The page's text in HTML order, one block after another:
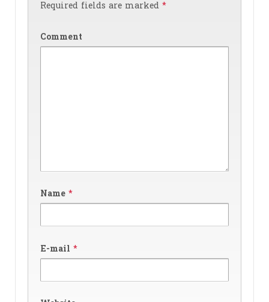
Required fields are marked *
Comment
Name *
E-mail *